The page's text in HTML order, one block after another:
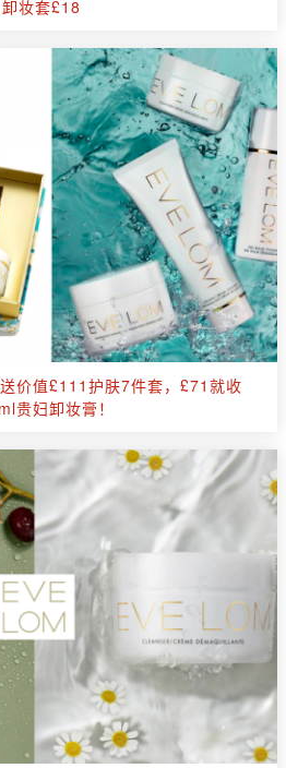
卸妆套£18
价值£111护肤7件套，£71就收
贵妇卸妆膏！